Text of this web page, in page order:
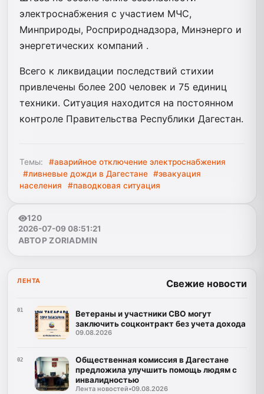
электроснабжения с участием МЧС,
Минприроды, Росприроднадзора, Минэнерго и
энергетических компаний .
Всего к ликвидации последствий стихии
привлечены более 200 человек и 75 единиц
техники. Ситуация находится на постоянном
контроле Правительства Республики Дагестан.
Темы:
#аварийное отключение электроснабжения
#ливневые дожди в Дагестане #эвакуация
населения
#паводковая ситуация
120
2026-07-09 08:51:21
АВТОР ZORIADMIN
ЛЕНТА Свежие новости
01
Ветераны и участники СВО могут
заключить соцконтракт без учета дохода
09.08.2026
02
Общественная комиссия в Дагестане
предложила улучшить помощь людям с
инвалидностью
Лента новостей•09.08.2026